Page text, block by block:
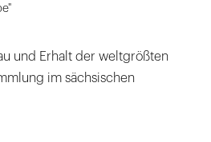
und Erhalt der weltgrößten
im sächsischen